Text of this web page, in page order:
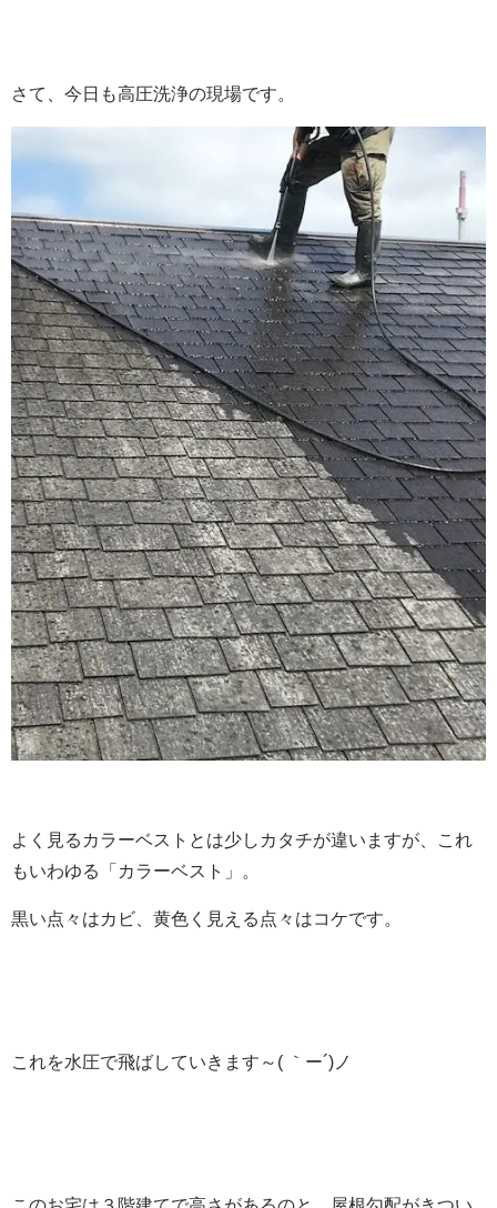
さて、今日も高圧洗浄の現場です。
よく見るカラーベストとは少しカタチが違いますが、これ
もいわゆる「カラーベスト」。
黒い点々はカビ、黄色く見える点々はコケです。
これを水圧で飛ばしていきます～( ｀ー´)ノ